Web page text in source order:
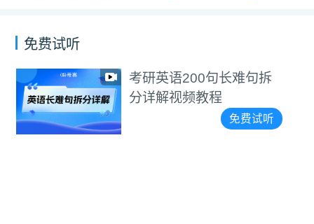
免费试听
考研英语200句长难句拆
分详解视频教程
免费试听